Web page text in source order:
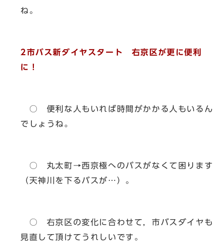
ね。
2市バス新ダイヤスタート 右京区が更に便利
に！
○ 便利な人もいれば時間がかかる人もいるん
でしょうね。
○ 丸太町→西京極へのバスがなくて困ります
（天神川を下るバスが…）。
○ 右京区の変化に合わせて，市バスダイヤも
見直して頂けてうれしいです。